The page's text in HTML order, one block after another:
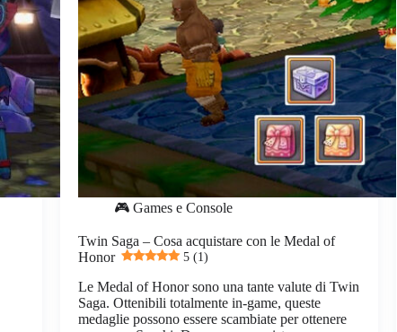
🎮 Games e Console
Twin Saga – Cosa acquistare con le Medal of
Honor
5 (1)
Le Medal of Honor sono una tante valute di Twin
Saga. Ottenibili totalmente in-game, queste
medaglie possono essere scambiate per ottenere